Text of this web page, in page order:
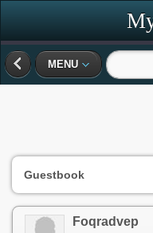
MENU
Guestbook
Foqradvep